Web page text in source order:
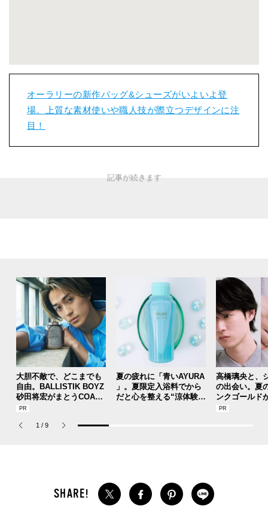
オーラリーの新作バッグ&シューズがいよいよ登
場。上質な素材使いや職人技が際立つデザインに注
目！
大胆不敵で、どこまでも
自由。BALLISTIK BOYZ
砂田将宏がまとうCOACH
の新作フレグランス「コ
パルファム」
夏の疲れに「青いAYURA
」。夏限定入浴料でから
だと心を整える“涼体験”
高橋璃央と、
の出会い。夏
ンクゴールド
SUMMER
1 / 9